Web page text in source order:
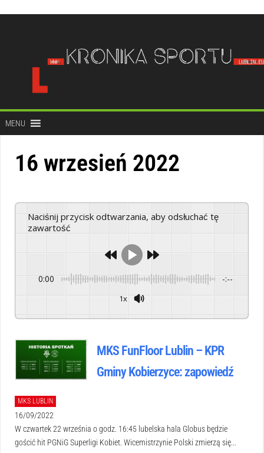
treści
MENU
16 wrzesień 2022
Naciśnij przycisk odtwarzania, aby odsłuchać tę
zawartość
0:00 -:--
1x
MKS FunFloor Lublin – KPR
Gminy Kobierzyce: zapowiedź
MKS LUBLIN
16/09/2022
W czwartek 22 września o godz. 16:45 lubelska hala Globus będzie
gościć hit PGNiG Superligi Kobiet. Wicemistrzynie Polski zmierzą się...